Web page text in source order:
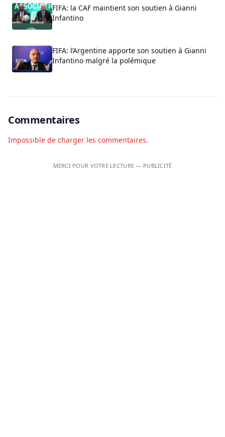
FIFA: la CAF maintient son soutien à Gianni
Infantino
FIFA: l’Argentine apporte son soutien à Gianni
Infantino malgré la polémique
Commentaires
Impossible de charger les commentaires.
MERCI POUR VOTRE LECTURE — PUBLICITÉ